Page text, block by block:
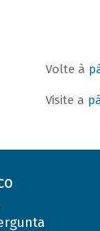
Volte à
Visite a